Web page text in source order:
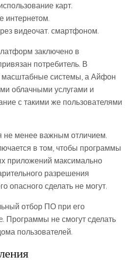
карт.
интернетом.
видеочат. смартфоном.
заключено в
потребитель. В
масштабные системы, а Айфон
облачными услугами и
с такими же пользователями
не менее важным отличием.
в том, чтобы программы
приложений максимально
разрешения
опасного сделать не могут.
отбор ПО при его
Программы не смогут сделать
пользователей.